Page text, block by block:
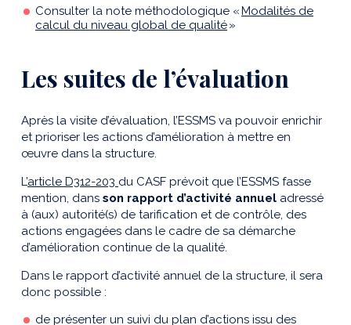
Consulter la note méthodologique « Modalités de
calcul du niveau global de qualité»
Les suites de l’évaluation
Après la visite d’évaluation, l’ESSMS va pouvoir enrichir
et prioriser les actions d’amélioration à mettre en
œuvre dans la structure.
L’article D312-203 du CASF prévoit que l’ESSMS fasse
mention, dans son rapport d’activité annuel adressé
à (aux) autorité(s) de tarification et de contrôle, des
actions engagées dans le cadre de sa démarche
d’amélioration continue de la qualité.
Dans le rapport d’activité annuel de la structure, il sera
donc possible :
de présenter un suivi du plan d’actions issu des